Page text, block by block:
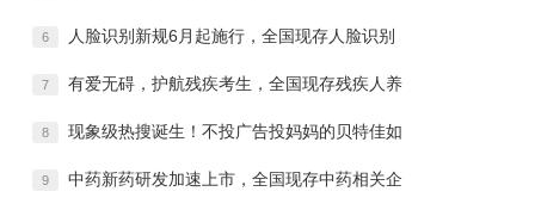
6 人脸识别新规6月起施行，全国现存人脸识别
7 有爱无碍，护航残疾考生，全国现存残疾人养
8 现象级热搜诞生！不投广告投妈妈的贝特佳如
9 中药新药研发加速上市，全国现存中药相关企